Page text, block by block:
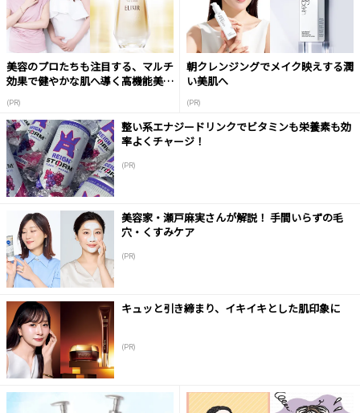
美容のプロたちも注目する、マルチ
効果で健やかな肌へ導く高機能美容
(PR)
朝クレンジングでメイク映えする潤
い美肌へ
(PR)
整い系エナジードリンクでビタミンも栄養素も効
率よくチャージ！
(PR)
美容家・瀬戸麻実さんが解説！ 手間いらずの毛
穴・くすみケア
(PR)
キュッと引き締まり、イキイキとした肌印象に
(PR)